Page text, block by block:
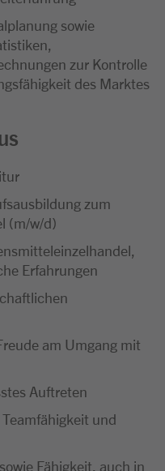
sowie
zur Kontrolle
des Marktes
zum
(m/w/d)
Erfahrungen
am Umgang mit
Auftreten
und
Fähigkeit, auch in